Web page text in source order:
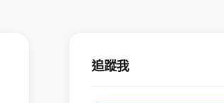
追蹤我